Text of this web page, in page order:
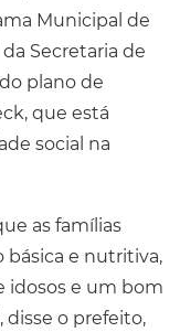
Municipal de
Secretaria de
plano de
que está
social na
as famílias
básica e nutritiva,
idosos e um bom
disse o prefeito,